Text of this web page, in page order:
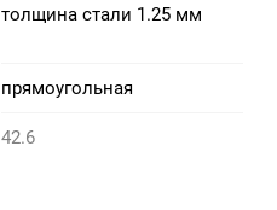
толщина стали 1.25 мм
прямоугольная
42.6